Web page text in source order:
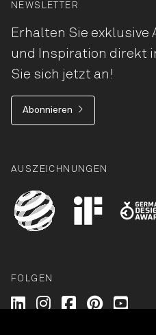
NEWSLETTER
Erhalten Sie exklusive
und Inspiration direkt
Sie sich jetzt an!
Abonnieren
AUSZEICHNUNGEN
FOLGEN
Wilkhahn @ LinkedIn
Wilkhahn @ Instagram
Wilkhahn @
Wilkhahn